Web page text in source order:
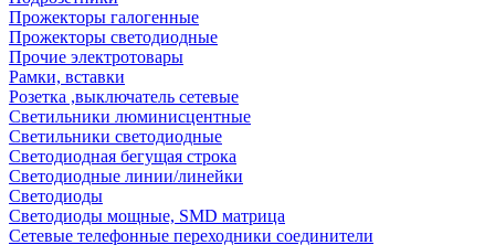
Прожекторы галогенные
Прожекторы светодиодные
Прочие электротовары
Рамки, вставки
Розетка ,выключатель сетевые
Светильники люминисцентные
Светильники светодиодные
Светодиодная бегущая строка
Светодиодные линии/линейки
Светодиоды
Светодиоды мощные, SMD матрица
Сетевые телефонные переходники соединители